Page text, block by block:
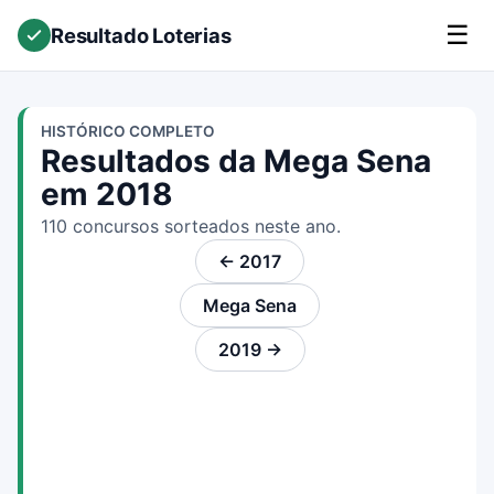
Resultado Loterias ☰
HISTÓRICO COMPLETO
Resultados da Mega Sena
em 2018
110 concursos sorteados neste ano.
← 2017
Mega Sena
2019 →